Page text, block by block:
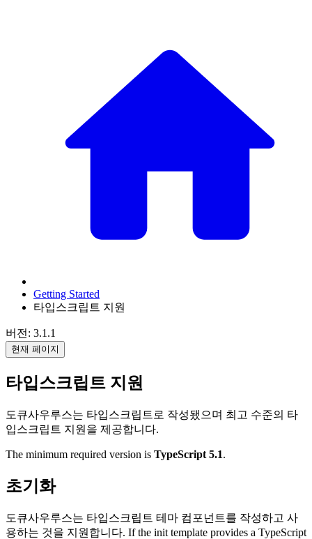
Getting Started
타입스크립트 지원
버전: 3.1.1
현재 페이지
타입스크립트 지원
도큐사우루스는 타입스크립트로 작성됐으며 최고 수준의 타
입스크립트 지원을 제공합니다.
The minimum required version is TypeScript 5.1.
초기화
도큐사우루스는 타입스크립트 테마 컴포넌트를 작성하고 사
용하는 것을 지원합니다. If the init template provides a TypeScript